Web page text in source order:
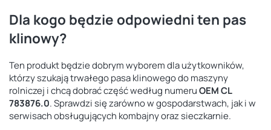
Dla kogo będzie odpowiedni ten pas
klinowy?
Ten produkt będzie dobrym wyborem dla użytkowników,
którzy szukają trwałego pasa klinowego do maszyny
rolniczej i chcą dobrać część według numeruOEM CL
783876.0. Sprawdzi się zarówno w gospodarstwach, jak i w
serwisach obsługujących kombajny oraz sieczkarnie.